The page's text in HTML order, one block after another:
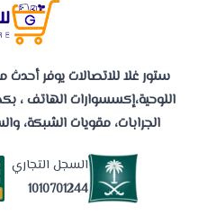
ستور غلا للاتصالات يوفر أحدث
اللوحية،إكسسوارات الهاتف ،
الجرابات، مقويات الشبكة،
السجل التجاري
1010701244